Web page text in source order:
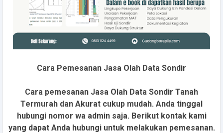
Cara Pemesanan Jasa Olah Data Sondir
Cara pemesanan Jasa Olah Data Sondir Tanah
Termurah dan Akurat cukup mudah. Anda tinggal
hubungi nomor wa admin saja. Berikut kontak kami
yang dapat Anda hubungi untuk melakukan pemesanan.